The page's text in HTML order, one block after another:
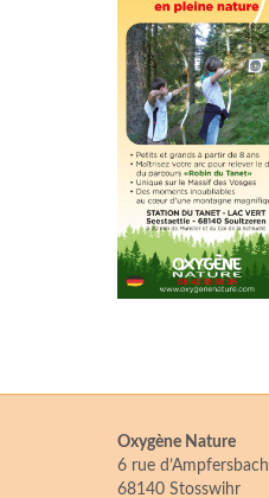
Oxygène Nature
6 rue d’Ampfersbach
68140 Stosswihr